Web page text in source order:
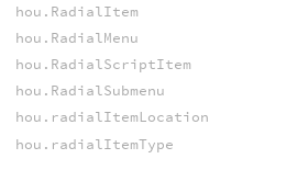
hou.RadialItem
hou.RadialMenu
hou.RadialScriptItem
hou.RadialSubmenu
hou.radialItemLocation
hou.radialItemType